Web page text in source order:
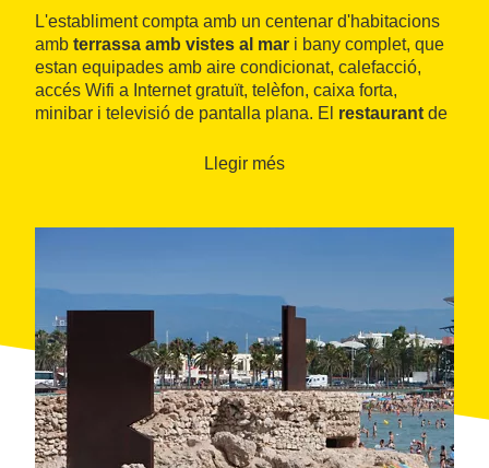
L'establiment compta amb un centenar d'habitacions
amb terrassa amb vistes al mar i bany complet, que
estan equipades amb aire condicionat, calefacció,
accés Wifi a Internet gratuït, telèfon, caixa forta,
minibar i televisió de pantalla plana. El restaurant de
cada servei. A més, la terrassa Caffe di Marina, d'estil
de vins.
Llegir més